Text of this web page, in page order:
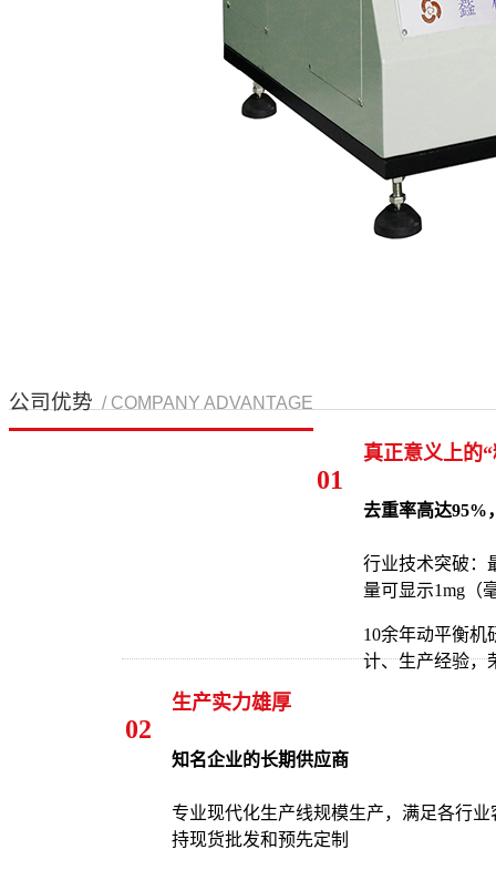
公司优势 / COMPANY ADVANTAGE
01
真正意义上的
去重率高达95%
行业技术突破：
量可显示1mg（
10余年动平衡机
计、生产经验，
02
生产实力雄厚
知名企业的长期供应商
专业现代化生产线规模生产，满足各行业
持现货批发和预先定制